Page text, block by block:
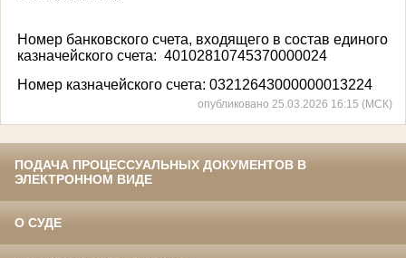
Номер банковского счета, входящего в состав единого
казначейского счета: 40102810745370000024
Номер казначейского счета: 03212643000000013224
опубликовано 25.03.2026 16:15 (МСК)
ПОДАЧА ПРОЦЕССУАЛЬНЫХ ДОКУМЕНТОВ В
ЭЛЕКТРОННОМ ВИДЕ
О СУДЕ